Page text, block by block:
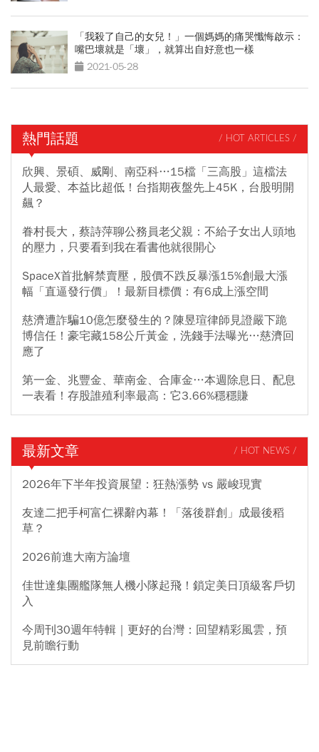
「我殺了自己的女兒！」一個媽媽的痛哭懺悔啟示：
嘴巴壞就是「壞」，就算出自好意也一樣
2021-05-28
熱門話題 / HOT ARTICLES /
欣興、景碩、威剛、南亞科…15檔「三高股」這檔法
人最愛、本益比超低！台指期夜盤先上45K，台股明開
飆？
眷村長大，蔡詩萍聊公務員老父親：不給子女出人頭地
的壓力，只要看到我在看書他就很開心
SpaceX首批解禁賣壓，股價不跌反暴漲15%創最大漲
幅「直逼發行價」！最新目標價：有6成上漲空間
慈濟遭詐騙10億怎麼發生的？陳昱瑄律師見證嚴下跪
博信任！豪宅藏158公斤黃金，洗錢手法曝光…慈濟回
應了
第一金、兆豐金、華南金、合庫金…本週除息日、配息
一表看！存股誰殖利率最高：它3.66%穩穩賺
最新文章 / HOT NEWS /
2026年下半年投資展望：狂熱漲勢 vs 嚴峻現實
友達二把手柯富仁裸辭內幕！「落後群創」成最後稻
草？
2026前進大南方論壇
佳世達集團艦隊無人機小隊起飛！鎖定美日頂級客戶切
入
今周刊30週年特輯｜更好的台灣：回望精彩風雲，預
見前瞻行動